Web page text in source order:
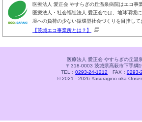
医療法人 愛正会 やすらぎの丘温泉病院はエコ事
医療法人・社会福祉法人 愛正会では、地球環境
境への負荷の少ない循環型社会づくりを目指して
【茨城エコ事業所とは？】
医療法人 愛正会 やすらぎの丘温
〒318-0003 茨城県高萩市下手綱
TEL：0293-24-1212 FAX： 0293-
© 2021 - 2026 Yasuragino oka